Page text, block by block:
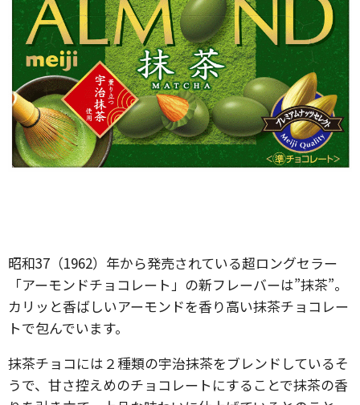
昭和37（1962）年から発売されている超ロングセラー
「アーモンドチョコレート」の新フレーバーは”抹茶”。
カリッと香ばしいアーモンドを香り高い抹茶チョコレー
トで包んでいます。
抹茶チョコには２種類の宇治抹茶をブレンドしているそ
うで、甘さ控えめのチョコレートにすることで抹茶の香